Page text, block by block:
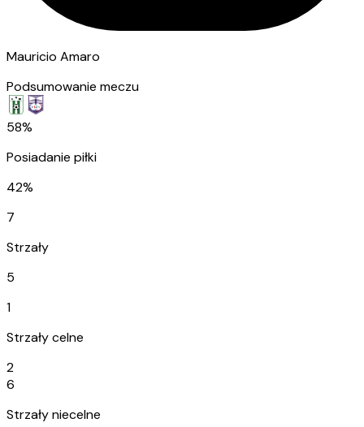
Mauricio Amaro
Podsumowanie meczu
58%
Posiadanie piłki
42%
7
Strzały
5
1
Strzały celne
2
6
Strzały niecelne